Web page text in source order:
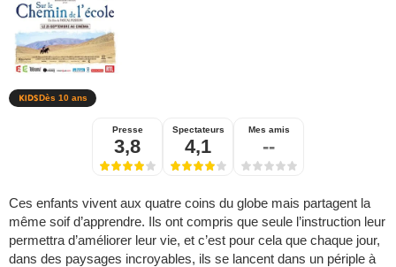
Dès 10 ans
Presse
3,8
Spectateurs
4,1
Mes amis
--
Ces enfants vivent aux quatre coins du globe mais partagent la
même soif d’apprendre. Ils ont compris que seule l’instruction leur
permettra d’améliorer leur vie, et c’est pour cela que chaque jour,
dans des paysages incroyables, ils se lancent dans un périple à